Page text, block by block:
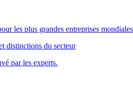
les plus grandes entreprises
distinctions du secteur
par les experts.